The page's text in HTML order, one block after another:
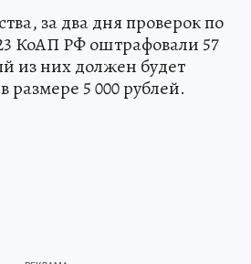
за два дня проверок по
КоАП РФ оштрафовали 57
из них должен будет
размере 5 000 рублей.